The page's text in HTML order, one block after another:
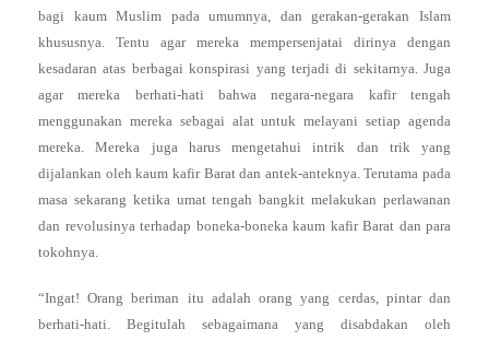
bagi kaum Muslim pada umumnya, dan gerakan-gerakan Islam
khususnya. Tentu agar mereka mempersenjatai dirinya dengan
kesadaran atas berbagai konspirasi yang terjadi di sekitarnya. Juga
agar mereka berhati-hati bahwa negara-negara kafir tengah
menggunakan mereka sebagai alat untuk melayani setiap agenda
mereka. Mereka juga harus mengetahui intrik dan trik yang
dijalankan oleh kaum kafir Barat dan antek-anteknya. Terutama pada
masa sekarang ketika umat tengah bangkit melakukan perlawanan
dan revolusinya terhadap boneka-boneka kaum kafir Barat dan para
tokohnya.
“Ingat! Orang beriman itu adalah orang yang cerdas, pintar dan
berhati-hati. Begitulah sebagaimana yang disabdakan oleh